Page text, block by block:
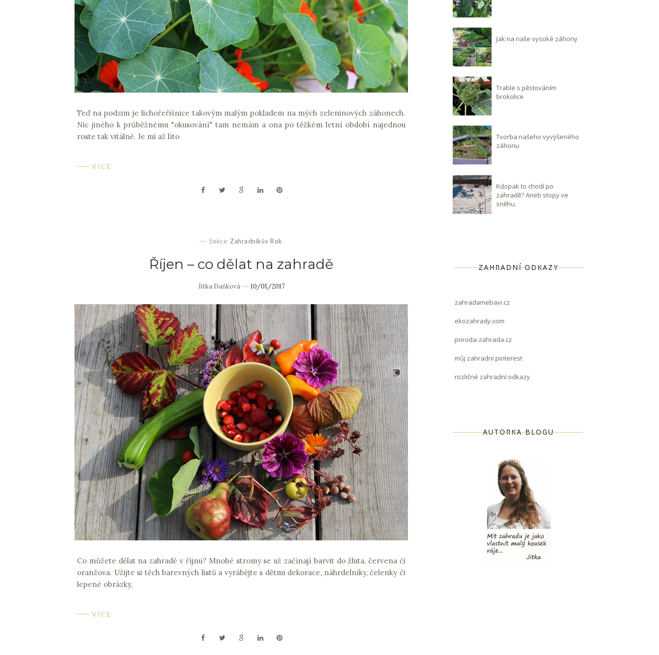
Teď na podzim je lichořeřišnice takovým malým pokladem na mých zeleninových záhonech.
Nic jiného k průběžnému "okusování" tam nemám a ona po těžkém letní období najednou
roste tak vitálně. Je mi až líto
VÍCE
Sekce Zahradníkův Rok
Říjen – co dělat na zahradě
Jitka Daňková 10/01/2017
Co můžete dělat na zahradě v říjnu? Mnohé stromy se už začínají barvit do žluta, červena či
oranžova. Užijte si těch barevných listů a vyrábějte s dětmi dekorace, náhrdelníky, čelenky či
lepené obrázky,
VÍCE
Jak na naše vysoké záhony
Trable s pěstováním
brokolice
Tvorba našeho vyvýšeného
záhonu
Kdopak to chodí po
zahradě? Aneb stopy ve
sněhu.
ZAHRADNÍ ODKAZY
zahradamebavi.cz
ekozahrady.com
priroda-zahrada.cz
můj zahradní pinterest
rozličné zahradní odkazy
AUTORKA BLOGU